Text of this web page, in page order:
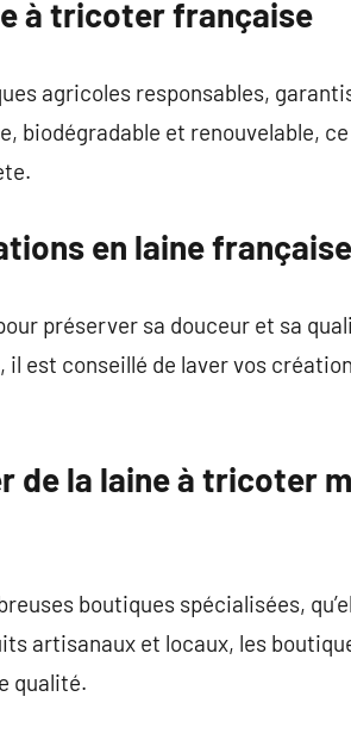
à tricoter française
agricoles responsables,
biodégradable et renouvelable,
en laine française
préserver sa douceur et sa
est conseillé de laver vos
de la laine à tricoter
boutiques spécialisées,
artisanaux et locaux, les
qualité.